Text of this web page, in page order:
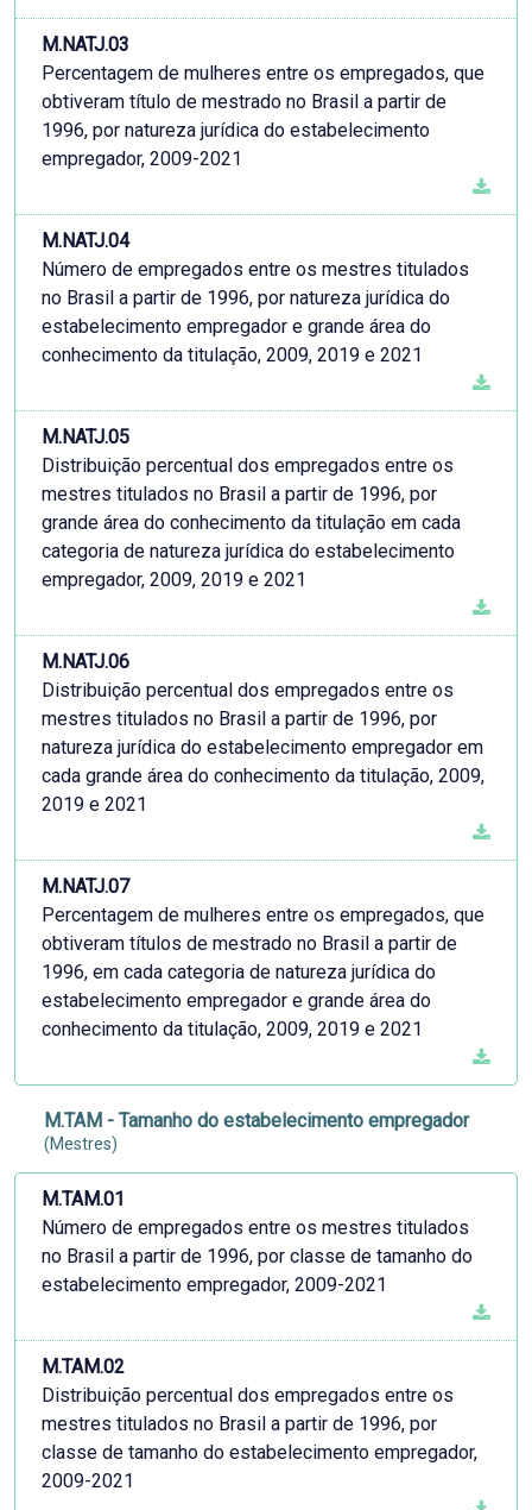
M.NATJ.03
Percentagem de mulheres entre os empregados, que
obtiveram título de mestrado no Brasil a partir de
1996, por natureza jurídica do estabelecimento
empregador, 2009-2021
M.NATJ.04
Número de empregados entre os mestres titulados
no Brasil a partir de 1996, por natureza jurídica do
estabelecimento empregador e grande área do
conhecimento da titulação, 2009, 2019 e 2021
M.NATJ.05
Distribuição percentual dos empregados entre os
mestres titulados no Brasil a partir de 1996, por
grande área do conhecimento da titulação em cada
categoria de natureza jurídica do estabelecimento
empregador, 2009, 2019 e 2021
M.NATJ.06
Distribuição percentual dos empregados entre os
mestres titulados no Brasil a partir de 1996, por
natureza jurídica do estabelecimento empregador em
cada grande área do conhecimento da titulação, 2009,
2019 e 2021
M.NATJ.07
Percentagem de mulheres entre os empregados, que
obtiveram títulos de mestrado no Brasil a partir de
1996, em cada categoria de natureza jurídica do
estabelecimento empregador e grande área do
conhecimento da titulação, 2009, 2019 e 2021
M.TAM - Tamanho do estabelecimento empregador
(Mestres)
M.TAM.01
Número de empregados entre os mestres titulados
no Brasil a partir de 1996, por classe de tamanho do
estabelecimento empregador, 2009-2021
M.TAM.02
Distribuição percentual dos empregados entre os
mestres titulados no Brasil a partir de 1996, por
classe de tamanho do estabelecimento empregador,
2009-2021